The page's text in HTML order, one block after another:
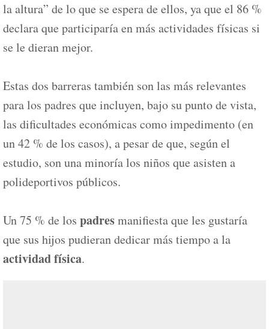
la altura” de lo que se espera de ellos, ya que el 86 %
declara que participaría en más actividades físicas si
se le dieran mejor.
Estas dos barreras también son las más relevantes
para los padres que incluyen, bajo su punto de vista,
las dificultades económicas como impedimento (en
un 42 % de los casos), a pesar de que, según el
estudio, son una minoría los niños que asisten a
polideportivos públicos.
Un 75 % de los padresmanifiesta que les gustaría
que sus hijos pudieran dedicar más tiempo a la
actividad física.